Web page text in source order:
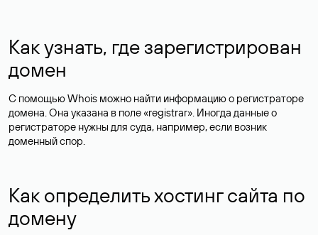
Как узнать, где зарегистрирован
домен
С помощью Whois можно найти информацию о регистраторе
домена. Она указана в поле «registrar». Иногда данные о
регистраторе нужны для суда, например, если возник
доменный спор.
Как определить хостинг сайта по
домену